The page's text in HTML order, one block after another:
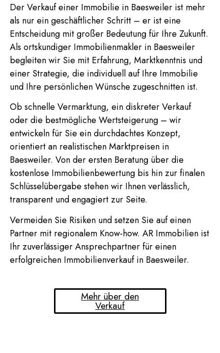
Der Verkauf einer Immobilie in Baesweiler ist mehr
als nur ein geschäftlicher Schritt – er ist eine
Entscheidung mit großer Bedeutung für Ihre Zukunft.
Als ortskundiger Immobilienmakler in Baesweiler
begleiten wir Sie mit Erfahrung, Marktkenntnis und
einer Strategie, die individuell auf Ihre Immobilie
und Ihre persönlichen Wünsche zugeschnitten ist.
Ob schnelle Vermarktung, ein diskreter Verkauf
oder die bestmögliche Wertsteigerung – wir
entwickeln für Sie ein durchdachtes Konzept,
orientiert an realistischen Marktpreisen in
Baesweiler. Von der ersten Beratung über die
kostenlose Immobilienbewertung bis hin zur finalen
Schlüsselübergabe stehen wir Ihnen verlässlich,
transparent und engagiert zur Seite.
Vermeiden Sie Risiken und setzen Sie auf einen
Partner mit regionalem Know-how. AR Immobilien ist
Ihr zuverlässiger Ansprechpartner für einen
erfolgreichen Immobilienverkauf in Baesweiler.
Mehr über den
Verkauf